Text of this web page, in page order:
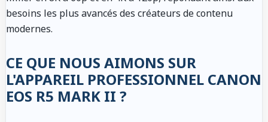
besoins les plus avancés des créateurs de contenu
modernes.
CE QUE NOUS AIMONS SUR
L'APPAREIL PROFESSIONNEL CANON
EOS R5 MARK II ?